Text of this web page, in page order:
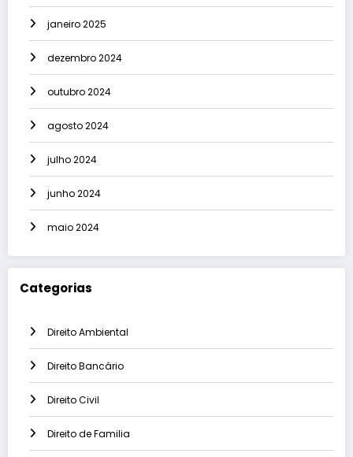
janeiro 2025
dezembro 2024
outubro 2024
agosto 2024
julho 2024
junho 2024
maio 2024
Categorias
Direito Ambiental
Direito Bancário
Direito Civil
Direito de Familia